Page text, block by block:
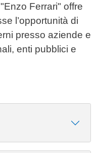
Ferrari" offre
l’opportunità di
presso aziende e
enti pubblici e